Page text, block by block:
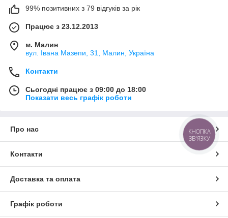
99% позитивних з 79 відгуків за рік
Працює з 23.12.2013
м. Малин
вул. Івана Мазепи, 31, Малин, Україна
Контакти
Сьогодні працює з 09:00 до 18:00
Показати весь графік роботи
Про нас
Контакти
Доставка та оплата
Графік роботи
КНОПКА
ЗВ'ЯЗКУ